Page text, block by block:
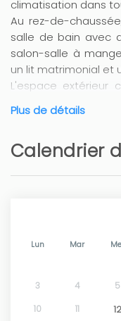
climatisation dans
Au rez-de-
salle de bain avec
salon-salle à
un lit matrimonial et
L'espace extérieur
du mobilier de
La villa est située
types de
accessible à pied
Les longues
partie de Dénia
dans le sable à
Plus de détails
Calendrier
Lun Mar
3
4 5
10
11 12